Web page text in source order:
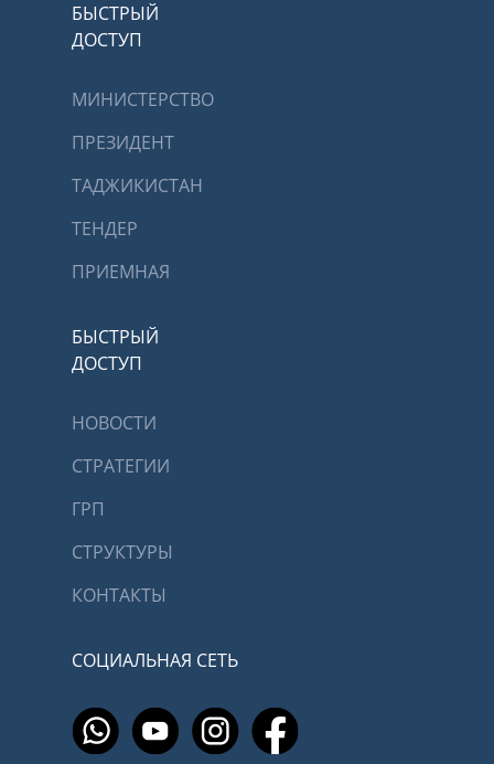
БЫСТРЫЙ
ДОСТУП
МИНИСТЕРСТВО
ПРЕЗИДЕНТ
ТАДЖИКИСТАН
ТЕНДЕР
ПРИЕМНАЯ
БЫСТРЫЙ
ДОСТУП
НОВОСТИ
СТРАТЕГИИ
ГРП
СТРУКТУРЫ
КОНТАКТЫ
СОЦИАЛЬНАЯ СЕТЬ